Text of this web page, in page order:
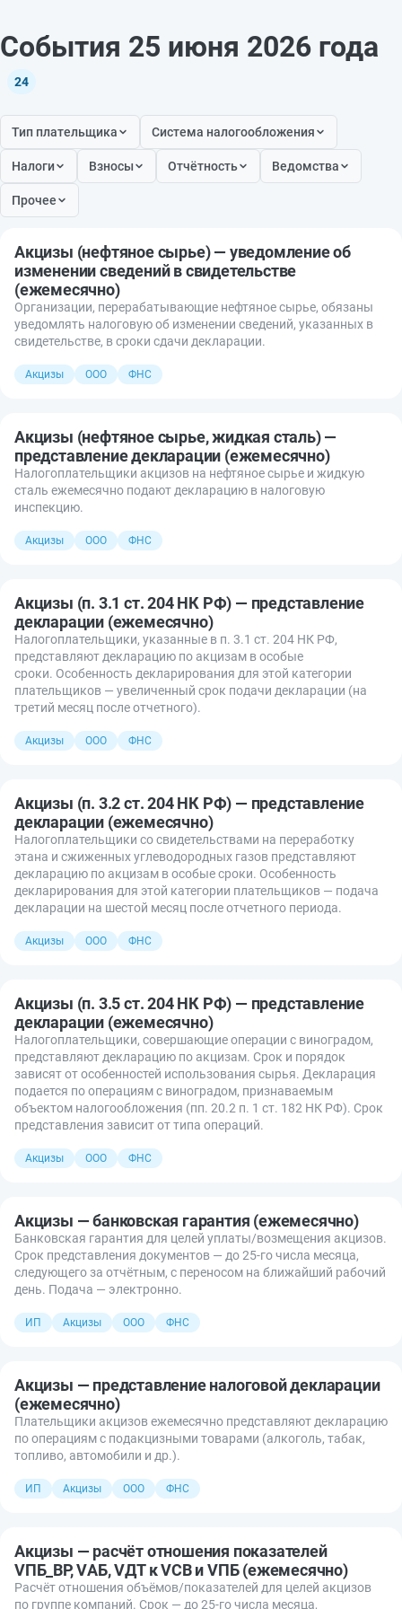
События 25 июня 2026 года
24
Тип плательщика Система налогообложения
Налоги Взносы Отчётность Ведомства
Прочее
Акцизы (нефтяное сырье) — уведомление об
изменении сведений в свидетельстве
(ежемесячно)
Организации, перерабатывающие нефтяное сырье, обязаны
уведомлять налоговую об изменении сведений, указанных в
свидетельстве, в сроки сдачи декларации.
Акцизы ООО ФНС
Акцизы (нефтяное сырье, жидкая сталь) —
представление декларации (ежемесячно)
Налогоплательщики акцизов на нефтяное сырье и жидкую
сталь ежемесячно подают декларацию в налоговую
инспекцию.
Акцизы ООО ФНС
Акцизы (п. 3.1 ст. 204 НК РФ) — представление
декларации (ежемесячно)
Налогоплательщики, указанные в п. 3.1 ст. 204 НК РФ,
представляют декларацию по акцизам в особые
сроки. Особенность декларирования для этой категории
плательщиков — увеличенный срок подачи декларации (на
третий месяц после отчетного).
Акцизы ООО ФНС
Акцизы (п. 3.2 ст. 204 НК РФ) — представление
декларации (ежемесячно)
Налогоплательщики со свидетельствами на переработку
этана и сжиженных углеводородных газов представляют
декларацию по акцизам в особые сроки. Особенность
декларирования для этой категории плательщиков — подача
декларации на шестой месяц после отчетного периода.
Акцизы ООО ФНС
Акцизы (п. 3.5 ст. 204 НК РФ) — представление
декларации (ежемесячно)
Налогоплательщики, совершающие операции с виноградом,
представляют декларацию по акцизам. Срок и порядок
зависят от особенностей использования сырья. Декларация
подается по операциям с виноградом, признаваемым
объектом налогообложения (пп. 20.2 п. 1 ст. 182 НК РФ). Срок
представления зависит от типа операций.
Акцизы ООО ФНС
Акцизы — банковская гарантия (ежемесячно)
Банковская гарантия для целей уплаты/возмещения акцизов.
Срок представления документов — до 25-го числа месяца,
следующего за отчётным, с переносом на ближайший рабочий
день. Подача — электронно.
ИП Акцизы ООО ФНС
Акцизы — представление налоговой декларации
(ежемесячно)
Плательщики акцизов ежемесячно представляют декларацию
по операциям с подакцизными товарами (алкоголь, табак,
топливо, автомобили и др.).
ИП Акцизы ООО ФНС
Акцизы — расчёт отношения показателей
VПБ_ВР, VАБ, VДТ к VСВ и VПБ (ежемесячно)
Расчёт отношения объёмов/показателей для целей акцизов
по группе компаний. Срок — до 25-го числа месяца,